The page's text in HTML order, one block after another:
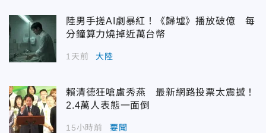
陸男手搓AI劇暴紅！《歸墟》播放破億 每
分鐘算力燒掉近萬台幣
1天前 大陸
賴清德狂嗆盧秀燕 最新網路投票太震撼！
2.4萬人表態一面倒
15小時前 要聞